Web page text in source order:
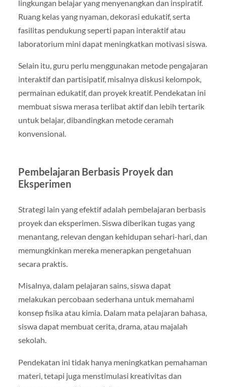
lingkungan belajar yang menyenangkan dan inspiratif.
Ruang kelas yang nyaman, dekorasi edukatif, serta
fasilitas pendukung seperti papan interaktif atau
laboratorium mini dapat meningkatkan motivasi siswa.
Selain itu, guru perlu menggunakan metode pengajaran
interaktif dan partisipatif, misalnya diskusi kelompok,
permainan edukatif, dan proyek kreatif. Pendekatan ini
membuat siswa merasa terlibat aktif dan lebih tertarik
untuk belajar, dibandingkan metode ceramah
konvensional.
Pembelajaran Berbasis Proyek dan
Eksperimen
Strategi lain yang efektif adalah pembelajaran berbasis
proyek dan eksperimen. Siswa diberikan tugas yang
menantang, relevan dengan kehidupan sehari-hari, dan
memungkinkan mereka menerapkan pengetahuan
secara praktis.
Misalnya, dalam pelajaran sains, siswa dapat
melakukan percobaan sederhana untuk memahami
konsep fisika atau kimia. Dalam mata pelajaran bahasa,
siswa dapat membuat cerita, drama, atau majalah
sekolah.
Pendekatan ini tidak hanya meningkatkan pemahaman
materi, tetapi juga menstimulasi kreativitas dan